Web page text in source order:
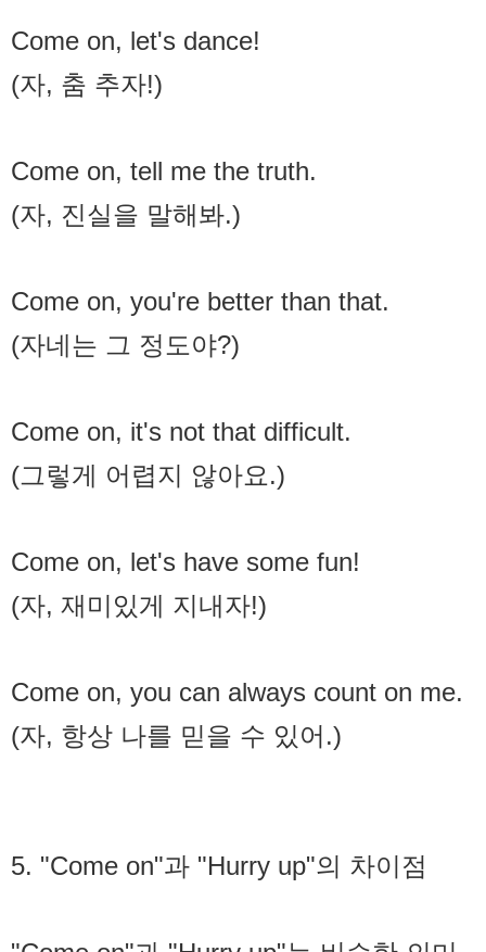
Come on, let's dance!
(자, 춤 추자!)
Come on, tell me the truth.
(자, 진실을 말해봐.)
Come on, you're better than that.
(자네는 그 정도야?)
Come on, it's not that difficult.
(그렇게 어렵지 않아요.)
Come on, let's have some fun!
(자, 재미있게 지내자!)
Come on, you can always count on me.
(자, 항상 나를 믿을 수 있어.)
5. "Come on"과 "Hurry up"의 차이점